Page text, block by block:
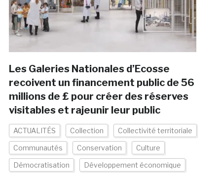
Les Galeries Nationales d’Ecosse
recoivent un financement public de 56
millions de £ pour créer des réserves
visitables et rajeunir leur public
ACTUALITÉS Collection Collectivité territoriale
Communautés Conservation Culture
Démocratisation Développement économique